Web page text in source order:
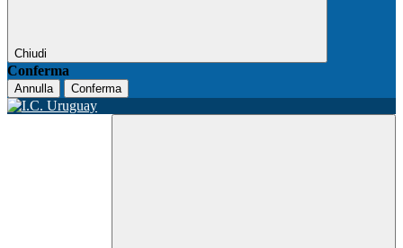
Chiudi
Conferma
Annulla Conferma